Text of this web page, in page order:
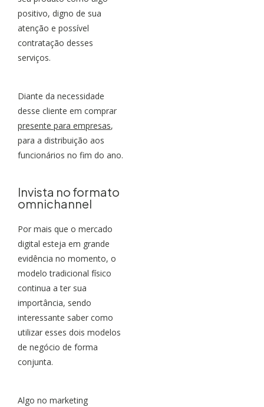
positivo, digno de sua
atenção e possível
contratação desses
serviços.
Diante da necessidade
desse cliente em comprar
presente para empresas,
para a distribuição aos
funcionários no fim do ano.
Invista no formato
omnichannel
Por mais que o mercado
digital esteja em grande
evidência no momento, o
modelo tradicional físico
continua a ter sua
importância, sendo
interessante saber como
utilizar esses dois modelos
de negócio de forma
conjunta.
Algo no marketing